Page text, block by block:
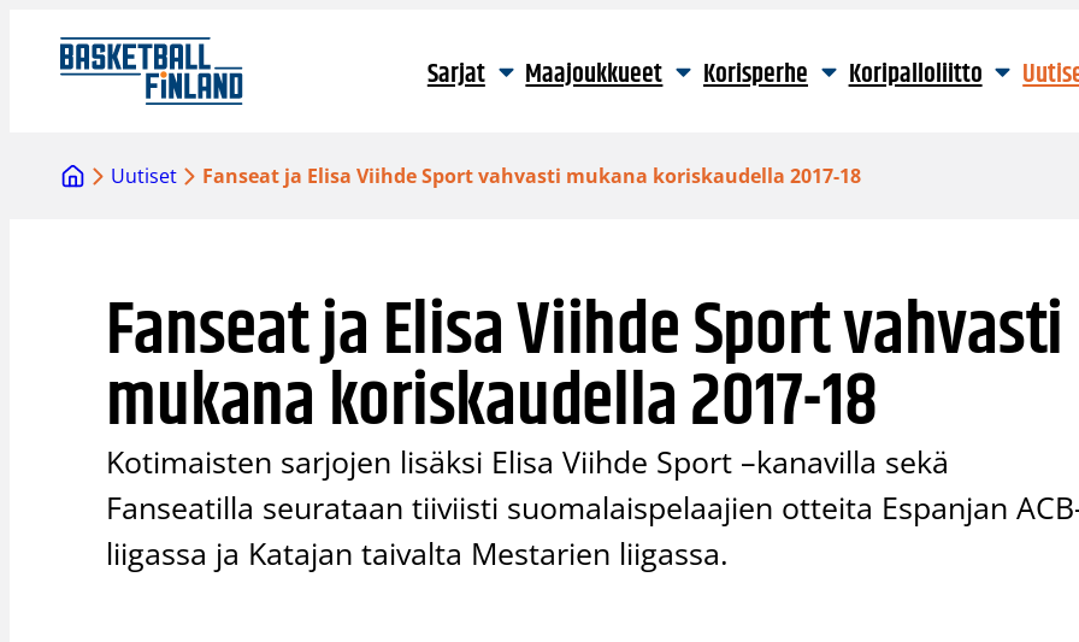
sisältöön
Sarjat Maajoukkueet Korisperhe Koripalloliitto
Uutiset Fanseat ja Elisa Viihde Sport vahvasti mukana koriskaudella 2017-18
Fanseat ja Elisa Viihde Sport vahvasti
mukana koriskaudella 2017-18
Kotimaisten sarjojen lisäksi Elisa Viihde Sport –kanavilla sekä
Fanseatilla seurataan tiiviisti suomalaispelaajien otteita Espanjan
liigassa ja Katajan taivalta Mestarien liigassa.